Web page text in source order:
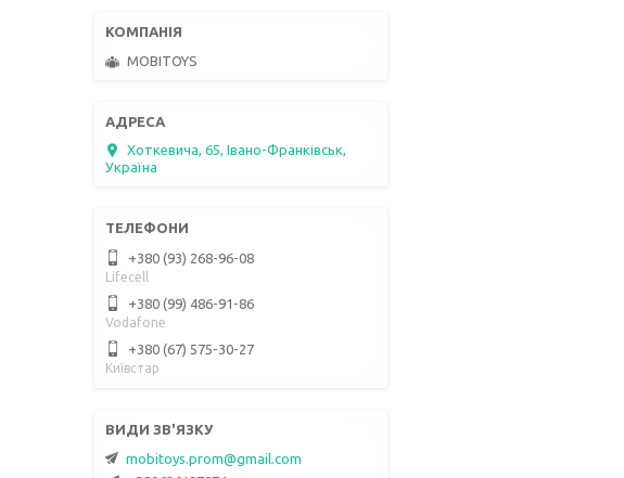
MOBITOYS
Хоткевича, 65, Івано-Франківськ,
Україна
+380 (93) 268-96-08
Lifecell
+380 (99) 486-91-86
Vodafone
+380 (67) 575-30-27
Київстар
mobitoys.prom@gmail.com